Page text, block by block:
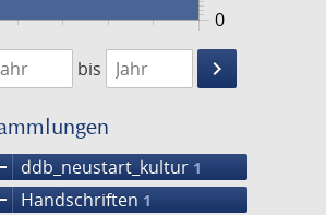
0
1475
bis
keyboard_arrow_right
Suche
ddb_neustart_kultur 1
Handschriften 1